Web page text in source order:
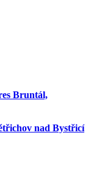
Bruntál,
nad Bystřicí